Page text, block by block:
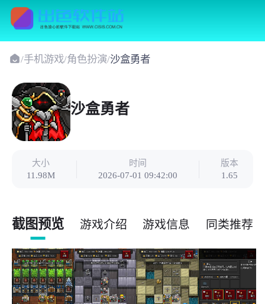
/手机游戏/角色扮演/沙盒勇者
沙盒勇者
大小
11.98M
时间
2026-07-01 09:42:00
版本
1.65
截图预览 游戏介绍 游戏信息 同类推荐